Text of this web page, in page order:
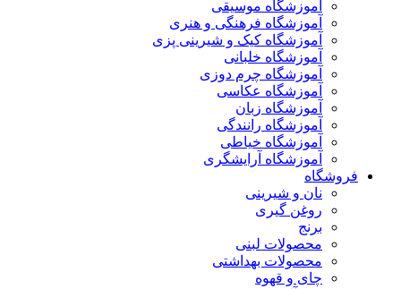
آموزشگاه موسیقی
آموزشگاه فرهنگی و هنری
آموزشگاه کیک و شیرینی پزی
آموزشگاه خلبانی
آموزشگاه چرم دوزی
آموزشگاه عکاسی
آموزشگاه زبان
آموزشگاه رانندگی
آموزشگاه خیاطی
آموزشگاه آرایشگری
فروشگاه
نان و شیرینی
روغن گیری
برنج
محصولات لبنی
محصولات بهداشتی
چای و قهوه